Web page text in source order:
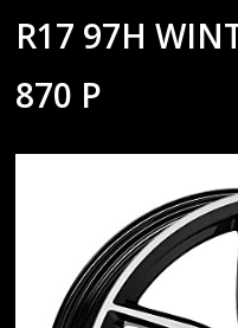
R17 97H
870 P